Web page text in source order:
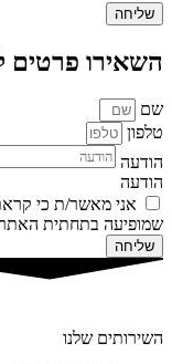
שליחה
השאירו פרטים
שם
טלפון
הודעה
הודעה
אני מאשר/ת כי
שמופיעה בתחתית
שליחה
השירותים שלנו